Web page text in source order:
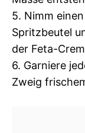
5. Nimm
Spritzbeutel
der Feta-
6. Garniere
Zweig